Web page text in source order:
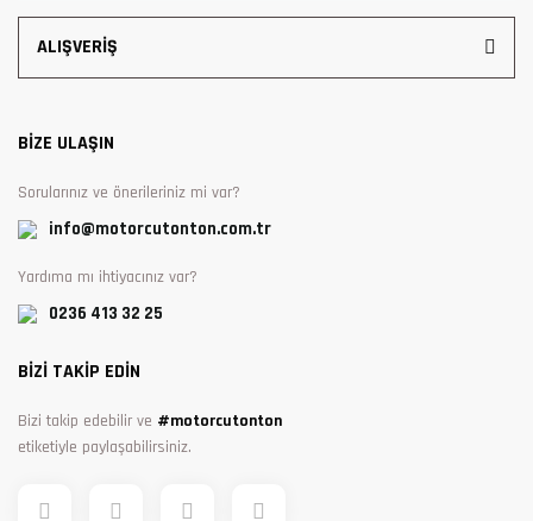
ALIŞVERİŞ
BİZE ULAŞIN
Sorularınız ve önerileriniz mi var?
info@motorcutonton.com.tr
Yardıma mı ihtiyacınız var?
0236 413 32 25
BİZİ TAKİP EDİN
Bizi takip edebilir ve #motorcutonton
etiketiyle paylaşabilirsiniz.